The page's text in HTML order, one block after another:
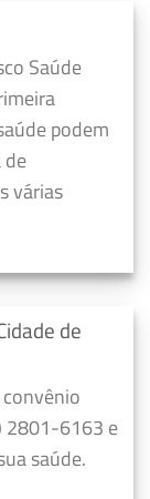
Saúde
podem
de
várias
de
2801-6163 e
saúde.